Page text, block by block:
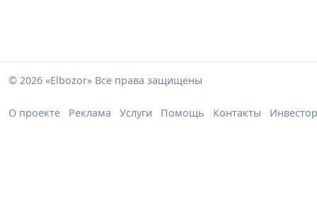
© 2026 «Elbozor» Все права защищены
О проекте Реклама Услуги Помощь Контакты